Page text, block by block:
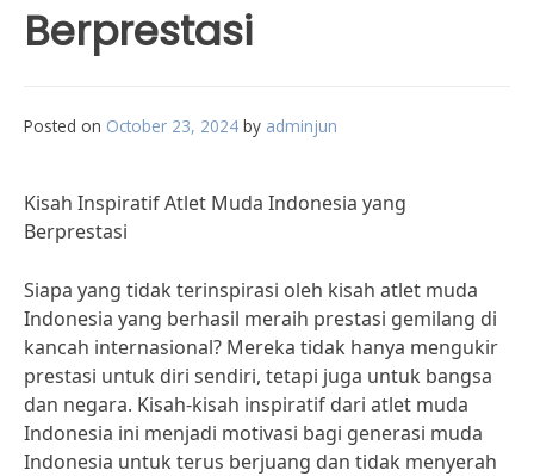
Berprestasi
Posted on October 23, 2024 by adminjun
Kisah Inspiratif Atlet Muda Indonesia yang
Berprestasi
Siapa yang tidak terinspirasi oleh kisah atlet muda
Indonesia yang berhasil meraih prestasi gemilang di
kancah internasional? Mereka tidak hanya mengukir
prestasi untuk diri sendiri, tetapi juga untuk bangsa
dan negara. Kisah-kisah inspiratif dari atlet muda
Indonesia ini menjadi motivasi bagi generasi muda
Indonesia untuk terus berjuang dan tidak menyerah